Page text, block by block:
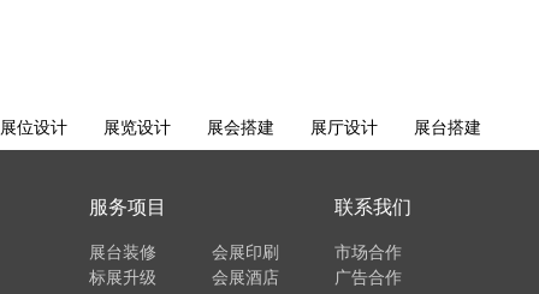
广告合作
会展酒店
联系我们
标展升级
展台装修
服务项目
会展印刷 市场合作
展位设计 展览设计 展会搭建 展厅设计 展台搭建